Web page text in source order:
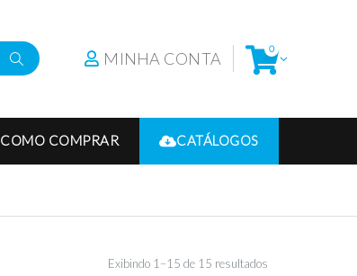
MINHA CONTA 0
COMO COMPRAR CATÁLOGOS
Exibindo 1–15 de 15 resultados